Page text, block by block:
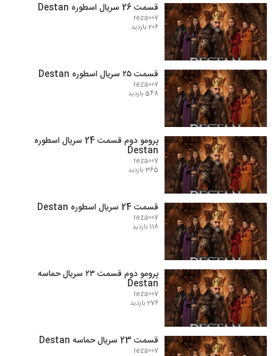
قسمت 26 سریال اسطوره Destan
reza007
206 بازدید
قسمت ۲۵ سریال اسطوره Destan
reza007
548 بازدید
پرومو دوم قسمت 24 سریال اسطوره
Destan
reza007
365 بازدید
قسمت 24 سریال اسطوره Destan
reza007
118 بازدید
پرومو دوم قسمت ۲۳ سریال حماسه
Destan
reza007
276 بازدید
قسمت 23 سریال حماسه Destan
reza007